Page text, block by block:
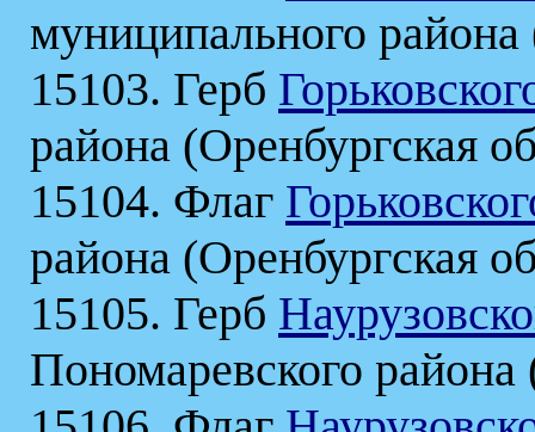
муниципального
15103. Герб
района (Оренбургская
15104. Флаг
района (Оренбургская
15105. Герб
Пономаревского района